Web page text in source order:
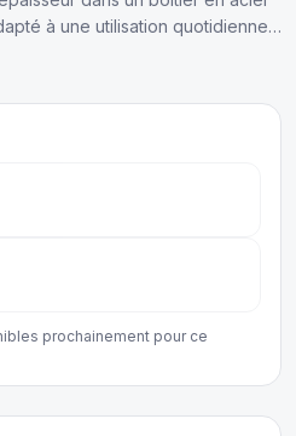
à une utilisation quotidienne
peut compter sur cet
prochainement pour ce